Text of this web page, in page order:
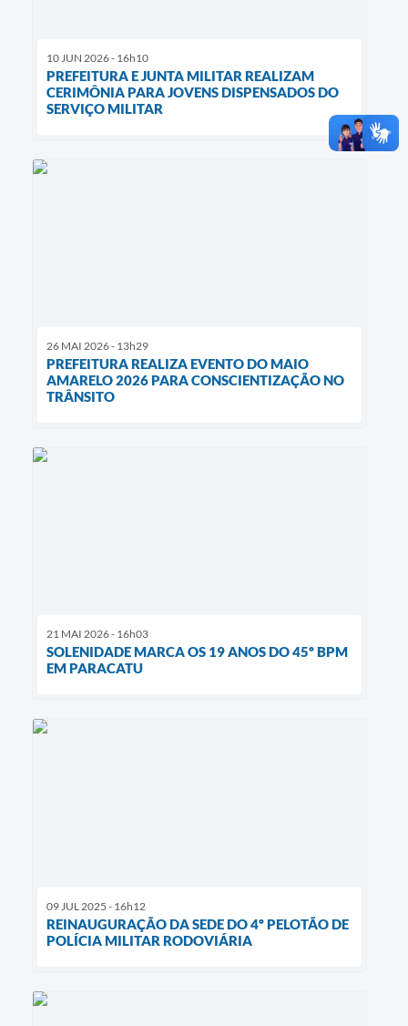
10 JUN 2026 - 16h10
PREFEITURA E JUNTA MILITAR REALIZAM
CERIMÔNIA PARA JOVENS DISPENSADOS DO
SERVIÇO MILITAR
26 MAI 2026 - 13h29
PREFEITURA REALIZA EVENTO DO MAIO
AMARELO 2026 PARA CONSCIENTIZAÇÃO NO
TRÂNSITO
21 MAI 2026 - 16h03
SOLENIDADE MARCA OS 19 ANOS DO 45º BPM
EM PARACATU
09 JUL 2025 - 16h12
REINAUGURAÇÃO DA SEDE DO 4º PELOTÃO DE
POLÍCIA MILITAR RODOVIÁRIA